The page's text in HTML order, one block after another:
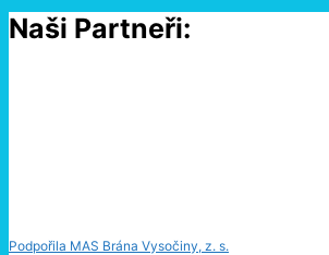
Naši Partneři:
Podpořila MAS Brána Vysočiny, z. s.